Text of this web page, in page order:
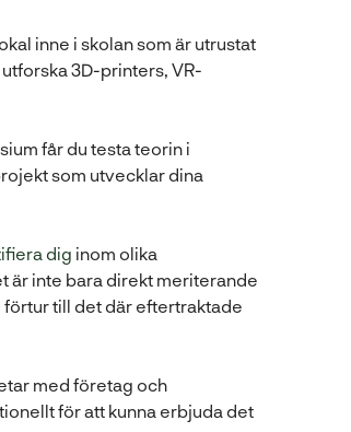
inne i skolan som är utrustat
3D-printers, VR-
får du testa teorin i
som utvecklar dina
dig inom olika
är inte bara direkt meriterande
förtur till det där eftertraktade
med företag och
för att kunna erbjuda det